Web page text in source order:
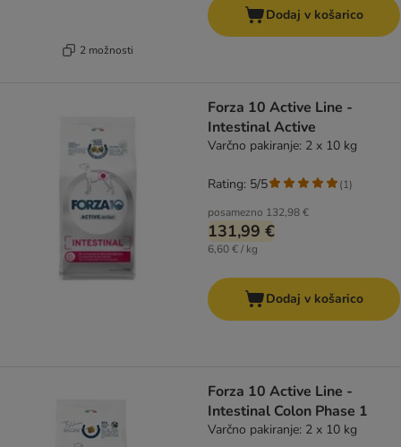
2 možnosti
Dodaj v košarico
Forza 10 Active Line -
Intestinal Active
Varčno pakiranje: 2 x 10 kg
posamezno 132,98 €
131,99 €
6,60 € / kg
Rating: 5/5 (1)
Dodaj v košarico
Forza 10 Active Line -
Intestinal Colon Phase 1
Varčno pakiranje: 2 x 10 kg